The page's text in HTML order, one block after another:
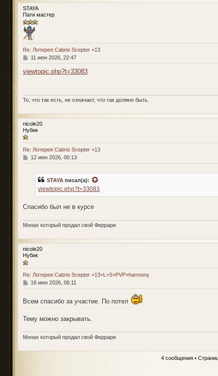
STAYA
Пати мастер
Re: Лотерея Cabrio Scepter +13
С
о
о
б
н
и
11 июн 2026, 22:47
viewtopic.php?t=33083
То, что так есть, не означает, что так должно быть.
nicole20
Нубик
Re: Лотерея Cabrio Scepter +13
С
о
е
12 июн 2026, 00:13
STAYA писал(а):
viewtopic.php?t=33083
Спасибо был не в курсе
Монах который продал свой Феррари
nicole20
Нубик
Re: Лотерея Cabrio Scepter +13+L+S+PVP+harmony
С
о
б
н
е
16 июн 2026, 06:11
Всем спасибо за участие. По потел
Тему можно закрывать.
Монах который продал свой Феррари
4 сообщения •